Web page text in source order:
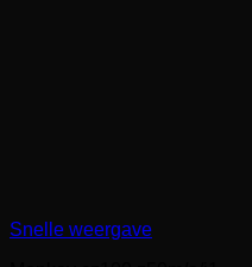
Snelle weergave